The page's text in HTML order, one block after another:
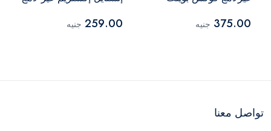
375.00 جنيه 259.00 جنيه
تواصل معنا